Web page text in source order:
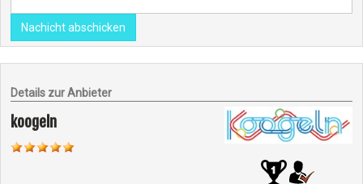
Nachicht abschicken
Details zur Anbieter
koogeln